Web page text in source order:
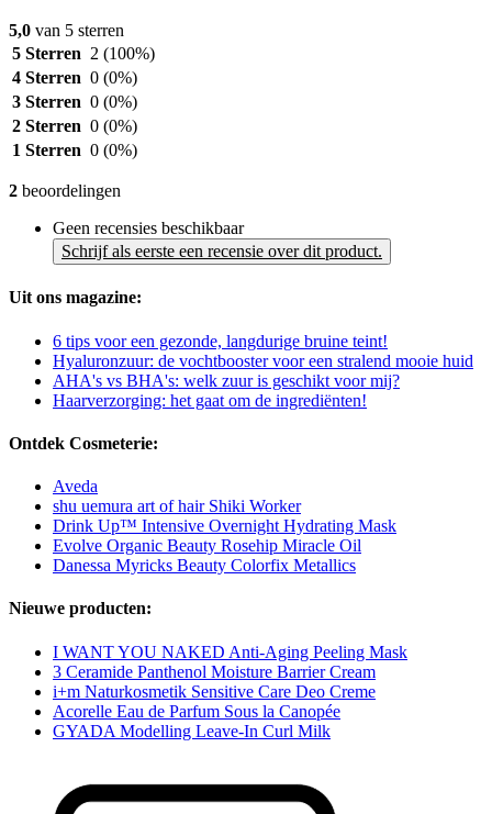
5,0 van 5 sterren
5 Sterren 2 (100%)
4 Sterren 0 (0%)
3 Sterren 0 (0%)
2 Sterren 0 (0%)
1 Sterren 0 (0%)
2 beoordelingen
Geen recensies beschikbaar
Schrijf als eerste een recensie over dit product.
Uit ons magazine:
6 tips voor een gezonde, langdurige bruine teint!
Hyaluronzuur: de vochtbooster voor een stralend mooie huid
AHA's vs BHA's: welk zuur is geschikt voor mij?
Haarverzorging: het gaat om de ingrediënten!
Ontdek Cosmeterie:
Aveda
shu uemura art of hair Shiki Worker
Drink Up™ Intensive Overnight Hydrating Mask
Evolve Organic Beauty Rosehip Miracle Oil
Danessa Myricks Beauty Colorfix Metallics
Nieuwe producten:
I WANT YOU NAKED Anti-Aging Peeling Mask
3 Ceramide Panthenol Moisture Barrier Cream
i+m Naturkosmetik Sensitive Care Deo Creme
Acorelle Eau de Parfum Sous la Canopée
GYADA Modelling Leave-In Curl Milk